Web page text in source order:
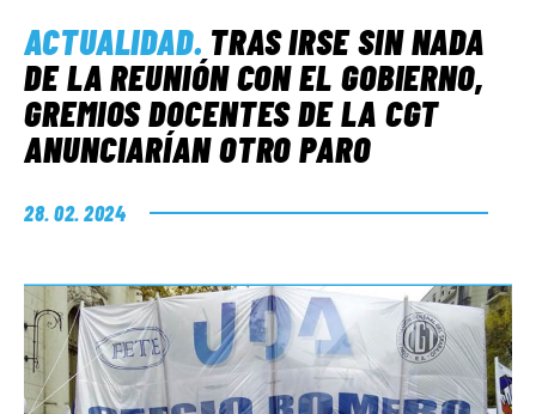
ACTUALIDAD. TRAS IRSE SIN NADA
DE LA REUNIÓN CON EL GOBIERNO,
GREMIOS DOCENTES DE LA CGT
ANUNCIARÍAN OTRO PARO
28. 02. 2024